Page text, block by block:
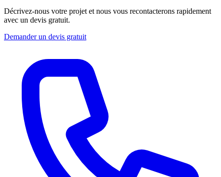
Décrivez-nous votre projet et nous vous recontacterons rapidement
avec un devis gratuit.
Demander un devis gratuit